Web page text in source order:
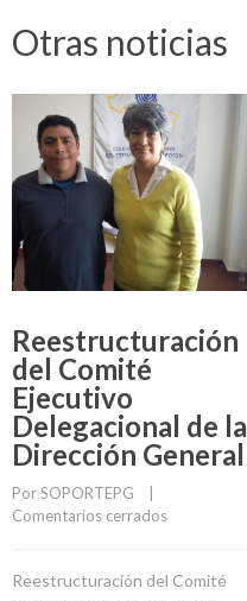
Otras noticias
Reestructuración
del Comité
Ejecutivo
Delegacional de la
Dirección General
Por SOPORTEPG
Comentarios cerrados
Reestructuración del Comité